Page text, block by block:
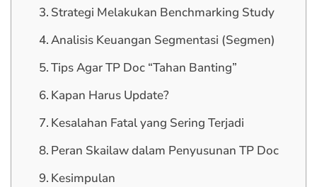
Strategi Melakukan Benchmarking Study
Analisis Keuangan Segmentasi (Segmen)
Tips Agar TP Doc “Tahan Banting”
Kapan Harus Update?
Kesalahan Fatal yang Sering Terjadi
Peran Skailaw dalam Penyusunan TP Doc
Kesimpulan